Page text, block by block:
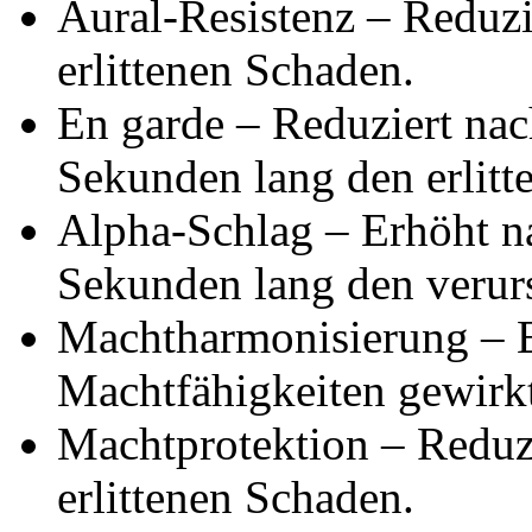
Aural-Resistenz –
erlittenen Schaden.
En garde – Reduziert
Sekunden lang den
Alpha-Schlag – Erhöht
Sekunden lang den
Machtharmonisierung –
Machtfähigkeiten
Machtprotektion –
erlittenen Schaden.